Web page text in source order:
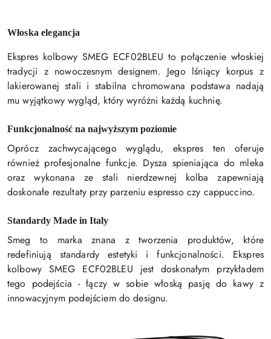
Włoska elegancja
Ekspres kolbowy SMEG ECF02BLEU to połączenie włoskiej
tradycji z nowoczesnym designem. Jego lśniący korpus z
lakierowanej stali i stabilna chromowana podstawa nadają
mu wyjątkowy wygląd, który wyróżni każdą kuchnię.
Funkcjonalność na najwyższym poziomie
Oprócz zachwycającego wyglądu, ekspres ten oferuje
również profesjonalne funkcje. Dysza spieniająca do mleka
oraz wykonana ze stali nierdzewnej kolba zapewniają
doskonałe rezultaty przy parzeniu espresso czy cappuccino.
Standardy Made in Italy
Smeg to marka znana z tworzenia produktów, które
redefiniują standardy estetyki i funkcjonalności. Ekspres
kolbowy SMEG ECF02BLEU jest doskonałym przykładem
tego podejścia - łączy w sobie włoską pasję do kawy z
innowacyjnym podejściem do designu.